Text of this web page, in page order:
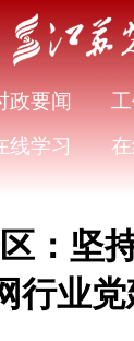
政要闻
线学习
：坚
行业